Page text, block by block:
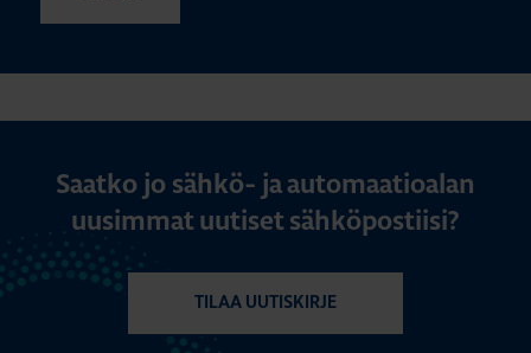
Saatko jo sähkö- ja automaatioalan
uusimmat uutiset sähköpostiisi?
TILAA UUTISKIRJE